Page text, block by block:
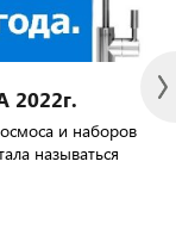
2022г.
и наборов
называться